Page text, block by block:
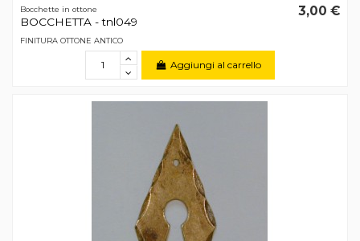
Bocchette in ottone
BOCCHETTA - tnl049
3,00 €
FINITURA OTTONE ANTICO
Aggiungi al carrello